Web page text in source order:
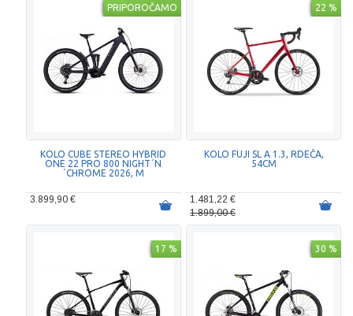
PRIPOROČAMO
KOLO CUBE STEREO HYBRID
ONE 22 PRO 800 NIGHT´N
´CHROME 2026, M
3.899,90 €
22 %
KOLO FUJI SL A 1.3, RDEČA,
54CM
1.481,22 €
1.899,00 €
17 % 30 %